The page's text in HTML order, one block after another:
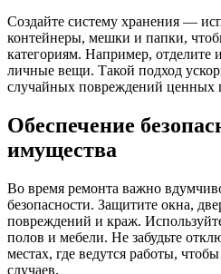
Создайте систему хранения —
контейнеры, мешки и папки,
категориям. Например, отделите
личные вещи. Такой подход
случайных повреждений ценных
Обеспечение
имущества
Во время ремонта важно
безопасности. Защитите окна,
повреждений и краж.
полов и мебели. Не забудьте
местах, где ведутся работы,
случаев.